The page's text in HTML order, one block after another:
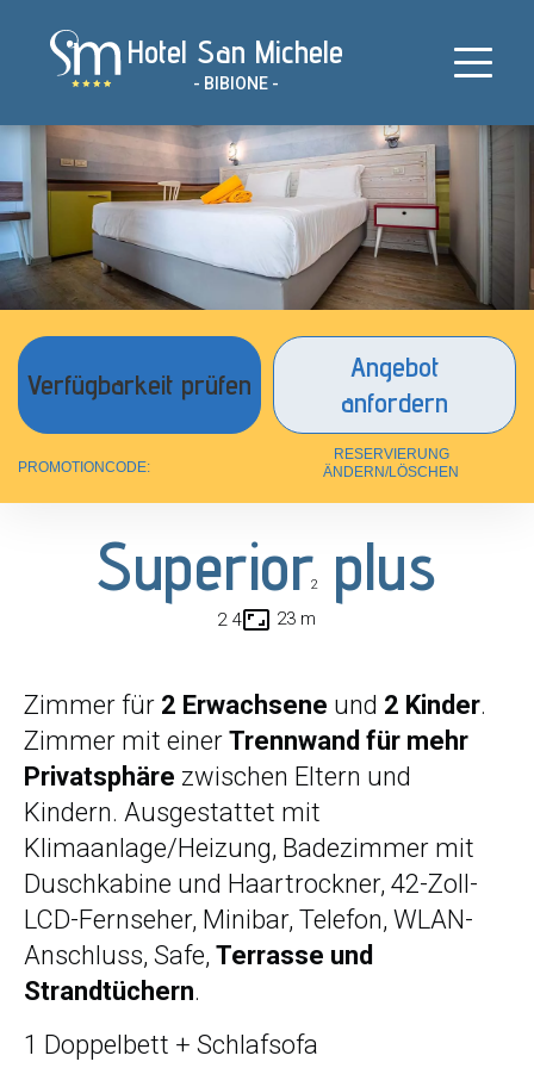
Inhalt
springen
Hotel San Michele
- BIBIONE -
Angebot
anfordern
PROMOTIONCODE:
RESERVIERUNG
ÄNDERN/LÖSCHEN
2 4aspect_ratio 23 m
2
Superior plus
Zimmer für 2 Erwachsene und 2 Kinder.
Zimmer mit einer Trennwand für mehr
Privatsphäre zwischen Eltern und
Kindern. Ausgestattet mit
Klimaanlage/Heizung, Badezimmer mit
Duschkabine und Haartrockner, 42-Zoll-
LCD-Fernseher, Minibar, Telefon, WLAN-
Anschluss, Safe, Terrasse und
Strandtüchern.
1 Doppelbett + Schlafsofa